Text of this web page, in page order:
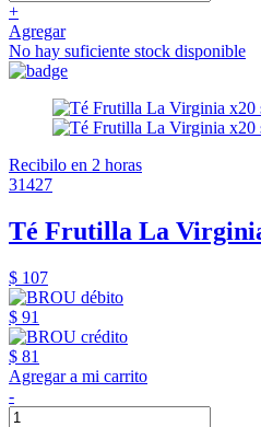
+
Agregar
No hay suficiente stock disponible
Recibilo en 2 horas
31427
Té Frutilla La
$ 107
$ 91
$ 81
Agregar a mi carrito
-